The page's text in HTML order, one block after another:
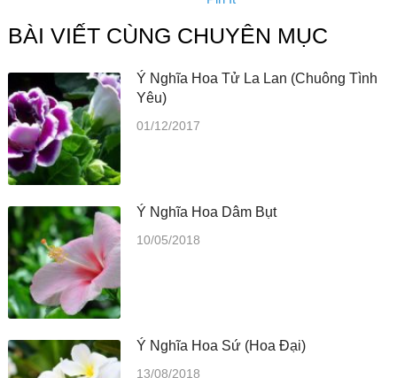
BÀI VIẾT CÙNG CHUYÊN MỤC
Ý Nghĩa Hoa Tử La Lan (Chuông Tình
Yêu)
01/12/2017
Ý Nghĩa Hoa Dâm Bụt
10/05/2018
Ý Nghĩa Hoa Sứ (Hoa Đại)
13/08/2018